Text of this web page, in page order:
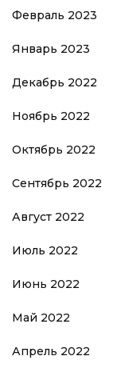
Февраль 2023
Январь 2023
Декабрь 2022
Ноябрь 2022
Октябрь 2022
Сентябрь 2022
Август 2022
Июль 2022
Июнь 2022
Май 2022
Апрель 2022